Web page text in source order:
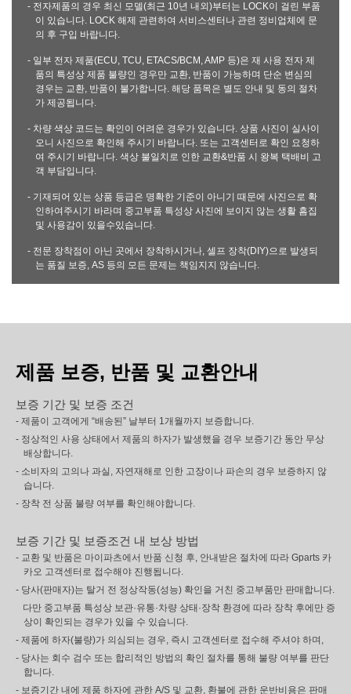
- 전자제품의 경우 최신 모델(최근 10년 내외)부터는 LOCK이 걸린 부품
이 있습니다. LOCK 해제 관련하여 서비스센터나 관련 정비업체에 문
의 후 구입 바랍니다.
- 일부 전자 제품(ECU, TCU, ETACS/BCM, AMP 등)은 재 사용 전자 제
품의 특성상 제품 불량인 경우만 교환, 반품이 가능하며 단순 변심의
경우는 교환, 반품이 불가합니다. 해당 품목은 별도 안내 및 동의 절차
가 제공됩니다.
- 차량 색상 코드는 확인이 어려운 경우가 있습니다. 상품 사진이 실사이
오니 사진으로 확인해 주시기 바랍니다. 또는 고객센터로 확인 요청하
여 주시기 바랍니다. 색상 불일치로 인한 교환&반품 시 왕복 택배비 고
객 부담입니다.
- 기재되어 있는 상품 등급은 명확한 기준이 아니기 때문에 사진으로 확
인하여주시기 바라며 중고부품 특성상 사진에 보이지 않는 생활 흠집
및 사용감이 있을수있습니다.
- 전문 장착점이 아닌 곳에서 장착하시거나, 셀프 장착(DIY)으로 발생되
는 품질 보증, AS 등의 모든 문제는 책임지지 않습니다.
제품 보증, 반품 및 교환안내
보증 기간 및 보증 조건
- 제품이 고객에게 “배송된” 날부터 1개월까지 보증합니다.
- 정상적인 사용 상태에서 제품의 하자가 발생했을 경우 보증기간 동안 무상
배상합니다.
- 소비자의 고의나 과실, 자연재해로 인한 고장이나 파손의 경우 보증하지 않
습니다.
- 장착 전 상품 불량 여부를 확인해야합니다.
보증 기간 및 보증조건 내 보상 방법
- 교환 및 반품은 마이파츠에서 반품 신청 후, 안내받은 절차에 따라 Gparts 카
카오 고객센터로 접수해야 진행됩니다.
- 당사(판매자)는 탈거 전 정상작동(성능) 확인을 거친 중고부품만 판매합니다.
다만 중고부품 특성상 보관·유통·차량 상태·장착 환경에 따라 장착 후에만 증
상이 확인되는 경우가 있을 수 있습니다.
- 제품에 하자(불량)가 의심되는 경우, 즉시 고객센터로 접수해 주셔야 하며,
- 당사는 회수 검수 또는 합리적인 방법의 확인 절차를 통해 불량 여부를 판단
합니다.
- 보증기간 내에 제품 하자에 관한 A/S 및 교환, 환불에 관한 운반비용은 판매